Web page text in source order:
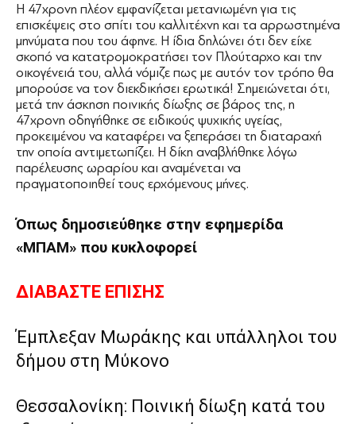
Η 47χρονη πλέον εμφανίζεται μετανιωμένη για τις
επισκέψεις στο σπίτι του καλλιτέχνη και τα αρρωστημένα
μηνύματα που του άφηνε. Η ίδια δηλώνει ότι δεν είχε
σκοπό να κατατρομοκρατήσει τον Πλούταρχο και την
οικογένειά του, αλλά νόμιζε πως με αυτόν τον τρόπο θα
μπορούσε να τον διεκδικήσει ερωτικά! Σημειώνεται ότι,
μετά την άσκηση ποινικής δίωξης σε βάρος της, η
47χρονη οδηγήθηκε σε ειδικούς ψυχικής υγείας,
προκειμένου να καταφέρει να ξεπεράσει τη διαταραχή
την οποία αντιμετωπίζει. Η δίκη αναβλήθηκε λόγω
παρέλευσης ωραρίου και αναμένεται να
πραγματοποιηθεί τους ερχόμενους μήνες.
Όπως δημοσιεύθηκε στην εφημερίδα
«ΜΠΑΜ» που κυκλοφορεί
ΔΙΑΒΑΣΤΕ ΕΠΙΣΗΣ
Έμπλεξαν Μωράκης και υπάλληλοι του
δήμου στη Μύκονο
Θεσσαλονίκη: Ποινική δίωξη κατά του